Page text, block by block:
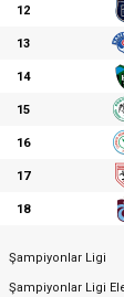
12
13
14
15
16
17
18
Şampiyonlar Ligi
Şampiyonlar Ligi